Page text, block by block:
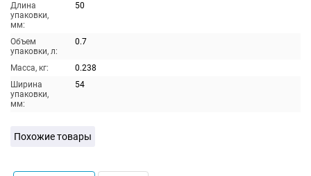
Длина
упаковки,
мм:
50
Объем
упаковки, л:
0.7
Масса, кг:
0.238
Ширина
упаковки,
мм:
54
Похожие товары